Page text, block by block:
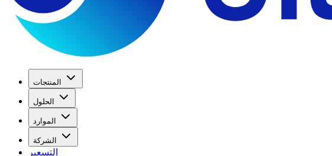
المنتجات
الحلول
الموارد
الشركة
التسعير